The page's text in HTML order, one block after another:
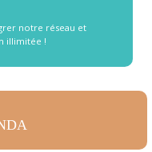
notre réseau et
illimitée !